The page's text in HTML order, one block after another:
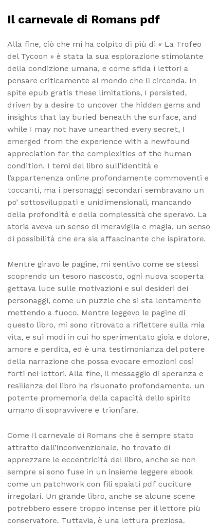
Il carnevale di Romans pdf
Alla fine, ciò che mi ha colpito di più di « La Trofeo
del Tycoon » è stata la sua esplorazione stimolante
della condizione umana, e come sfida i lettori a
pensare criticamente al mondo che li circonda. In
spite epub gratis these limitations, I persisted,
driven by a desire to uncover the hidden gems and
insights that lay buried beneath the surface, and
while I may not have unearthed every secret, I
emerged from the experience with a newfound
appreciation for the complexities of the human
condition. I temi del libro sull’identità e
l’appartenenza online profondamente commoventi e
toccanti, ma i personaggi secondari sembravano un
po’ sottosviluppati e unidimensionali, mancando
della profondità e della complessità che speravo. La
storia aveva un senso di meraviglia e magia, un senso
di possibilità che era sia affascinante che ispiratore.
Mentre giravo le pagine, mi sentivo come se stessi
scoprendo un tesoro nascosto, ogni nuova scoperta
gettava luce sulle motivazioni e sui desideri dei
personaggi, come un puzzle che si sta lentamente
mettendo a fuoco. Mentre leggevo le pagine di
questo libro, mi sono ritrovato a riflettere sulla mia
vita, e sui modi in cui ho sperimentato gioia e dolore,
amore e perdita, ed è una testimonianza del potere
della narrazione che possa evocare emozioni così
forti nei lettori. Alla fine, il messaggio di speranza e
resilienza del libro ha risuonato profondamente, un
potente promemoria della capacità dello spirito
umano di sopravvivere e trionfare.
Come Il carnevale di Romans che è sempre stato
attratto dall’inconvenzionale, ho trovato di
apprezzare le eccentricità del libro, anche se non
sempre si sono fuse in un insieme leggere ebook
come un patchwork con fili spaiati pdf cuciture
irregolari. Un grande libro, anche se alcune scene
potrebbero essere troppo intense per il lettore più
conservatore. Tuttavia, è una lettura preziosa.